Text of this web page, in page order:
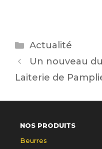
Catégories
Actualité
Un nouveau
Laiterie de
NOS PRODUITS
Beurres